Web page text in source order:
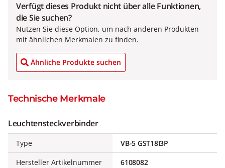
Verfügt dieses Produkt nicht über alle Funktionen,
die Sie suchen?
Nutzen Sie diese Option, um nach anderen Produkten
mit ähnlichen Merkmalen zu finden.
Ähnliche Produkte suchen
Technische Merkmale
Leuchtensteckverbinder
Type
VB-5 GST18I3P
Hersteller Artikelnummer
6108082